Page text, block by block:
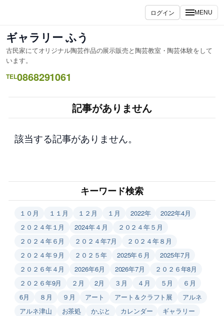
ス
キ
ッ
プ
ログイン MENU
ギャラリー ふう
古民家にてオリジナル陶芸作品の展示販売と陶芸教室・陶芸体験をして
います。
TEL0868291061
記事がありません
該当する記事がありません。
キーワード検索
１０月 １１月 １２月 １月 2022年
2022年4月
２０２４年１月
2024年４月
２０２４年５月
２０２４年６月
２０２４年7月
２０２４年８月
２０２４年９月
２０２５年 2025年６月
2025年7月
２０２６年４月
2026年6月 2026年7月
２０２６年8月
２０２６年9月
２月 2月 ３月 ４月 ５月
６月
6月
８月 ９月 アート アート＆クラフト展
アルネ
アルネ津山
お茶処 かぶと カレンダー
ギャラリー